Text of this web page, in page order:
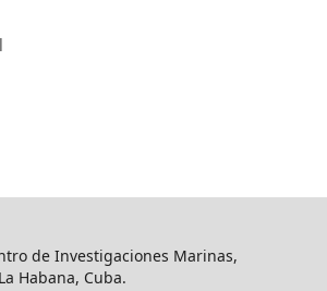
de Investigaciones Marinas,
Habana, Cuba.